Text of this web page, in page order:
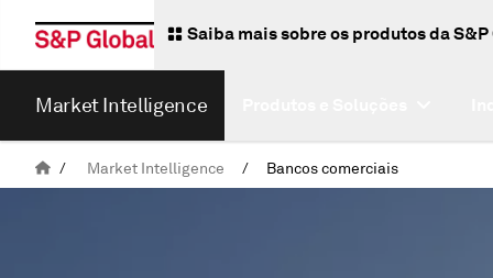
Saiba mais sobre os produtos da
Market Intelligence
/ Market Intelligence / Bancos comerciais